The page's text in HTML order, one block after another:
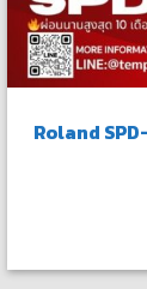
Roland